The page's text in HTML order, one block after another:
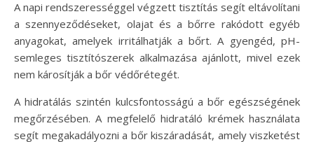
A napi rendszerességgel végzett tisztítás segít eltávolítani
a szennyeződéseket, olajat és a bőrre rakódott egyéb
anyagokat, amelyek irritálhatják a bőrt. A gyengéd, pH-
semleges tisztítószerek alkalmazása ajánlott, mivel ezek
nem károsítják a bőr védőrétegét.
A hidratálás szintén kulcsfontosságú a bőr egészségének
megőrzésében. A megfelelő hidratáló krémek használata
segít megakadályozni a bőr kiszáradását, amely viszketést